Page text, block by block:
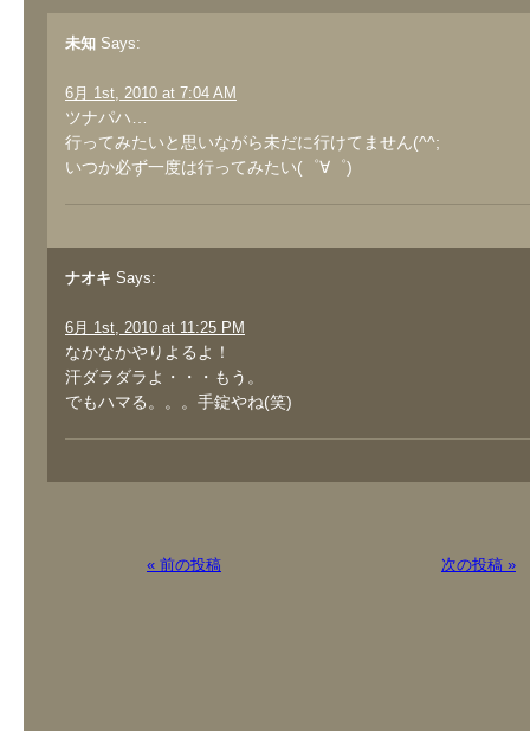
未知 Says:
6月 1st, 2010 at 7:04 AM
ツナパハ…
行ってみたいと思いながら未だに行けてません(^^;
いつか必ず一度は行ってみたい(゜∀゜)
ナオキ Says:
6月 1st, 2010 at 11:25 PM
なかなかやりよるよ！
汗ダラダラよ・・・もう。
でもハマる。。。手錠やね(笑)
« 前の投稿 次の投稿 »